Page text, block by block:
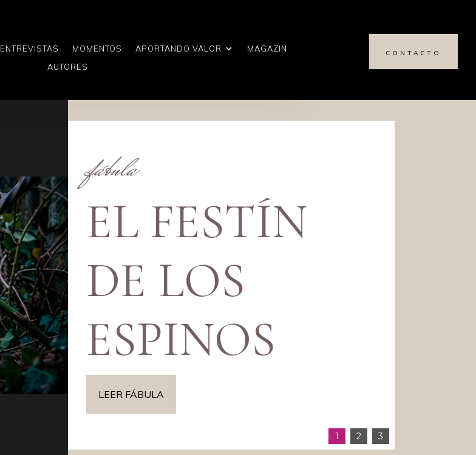
ENTREVISTAS MOMENTOS APORTANDO VALOR
MAGAZIN
AUTORES
CONTACTO
fábula
EL FESTÍN
DE LOS
ESPINOS
LEER FÁBULA
1 2 3